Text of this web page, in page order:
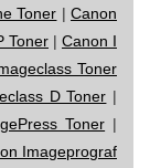
Toner |Canon
Toner | Canon I
Toner
D Toner |
Toner |
Imageprograf